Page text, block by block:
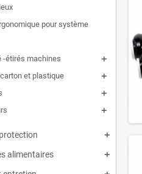
pour système
-étirés machines
et plastique
alimentaires